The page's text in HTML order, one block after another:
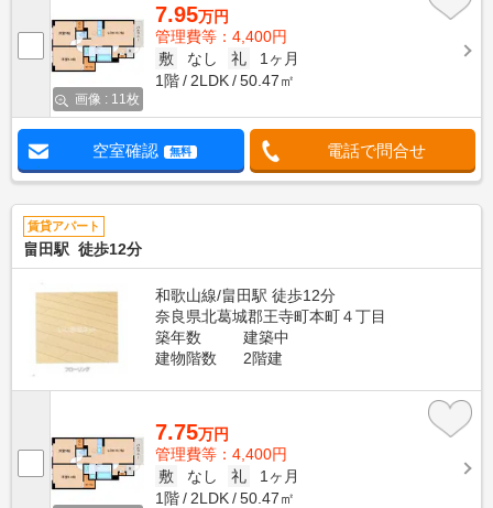
画像 : 11枚
7.95万円
管理費等：4,400円
敷
なし 礼
1ヶ月
1階
2LDK 50.47㎡
空室確認 無料 電話で問合せ
賃貸アパート
畠田駅 徒歩12分
和歌山線/畠田駅 徒歩12分
奈良県北葛城郡王寺町本町４丁目
築年数
建築中
建物階数
2階建
7.75万円
管理費等：4,400円
敷
なし 礼
1ヶ月
1階
2LDK 50.47㎡